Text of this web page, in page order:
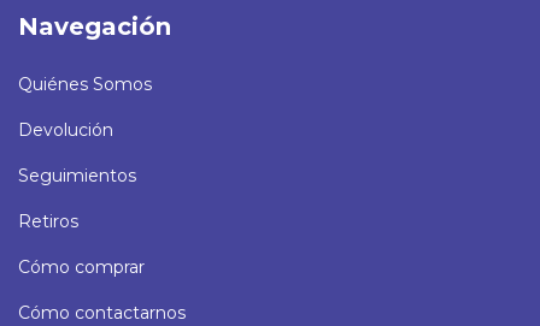
Navegación
Quiénes Somos
Devolución
Seguimientos
Retiros
Cómo comprar
Cómo contactarnos